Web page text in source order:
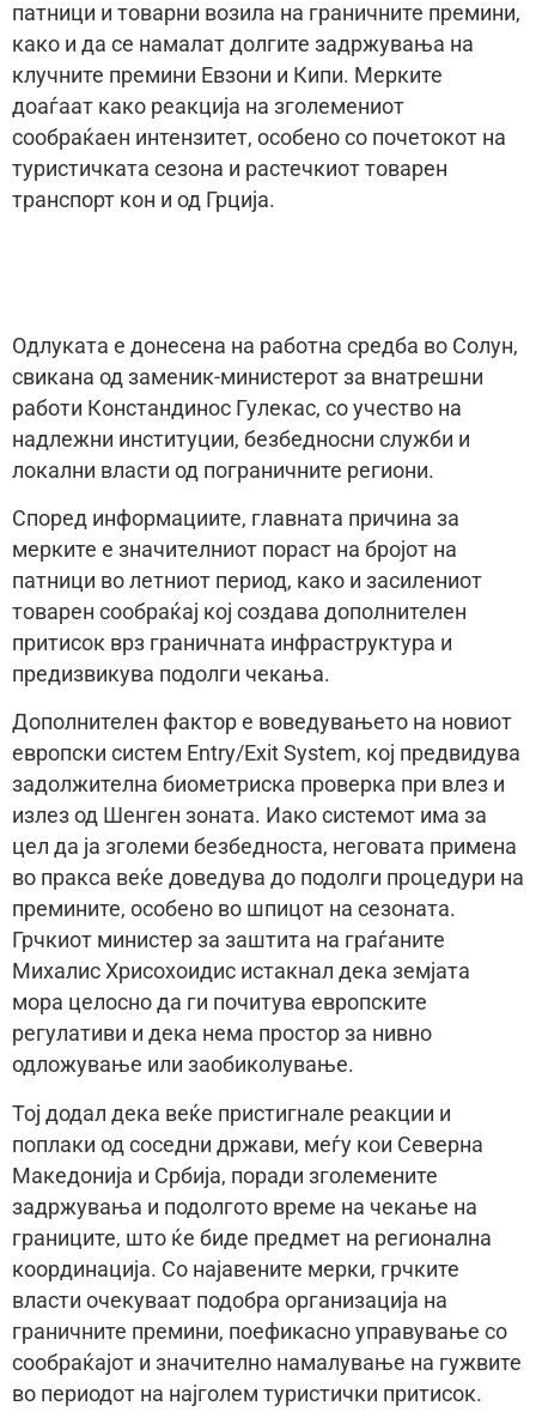
патници и товарни возила на граничните премини,
како и да се намалат долгите задржувања на
клучните премини Евзони и Кипи. Мерките
доаѓаат како реакција на зголемениот
сообраќаен интензитет, особено со почетокот на
туристичката сезона и растечкиот товарен
транспорт кон и од Грција.
Одлуката е донесена на работна средба во Солун,
свикана од заменик-министерот за внатрешни
работи Констандинос Гулекас, со учество на
надлежни институции, безбедносни служби и
локални власти од пограничните региони.
Според информациите, главната причина за
мерките е значителниот пораст на бројот на
патници во летниот период, како и засилениот
товарен сообраќај кој создава дополнителен
притисок врз граничната инфраструктура и
предизвикува подолги чекања.
Дополнителен фактор е воведувањето на новиот
европски систем Entry/Exit System, кој предвидува
задолжителна биометриска проверка при влез и
излез од Шенген зоната. Иако системот има за
цел да ја зголеми безбедноста, неговата примена
во пракса веќе доведува до подолги процедури на
премините, особено во шпицот на сезоната.
Грчкиот министер за заштита на граѓаните
Михалис Хрисохоидис истакнал дека земјата
мора целосно да ги почитува европските
регулативи и дека нема простор за нивно
одложување или заобиколување.
Тој додал дека веќе пристигнале реакции и
поплаки од соседни држави, меѓу кои Северна
Македонија и Србија, поради зголемените
задржувања и подолгото време на чекање на
границите, што ќе биде предмет на регионална
координација. Со најавените мерки, грчките
власти очекуваат подобра организација на
граничните премини, поефикасно управување со
сообраќајот и значително намалување на гужвите
во периодот на најголем туристички притисок.